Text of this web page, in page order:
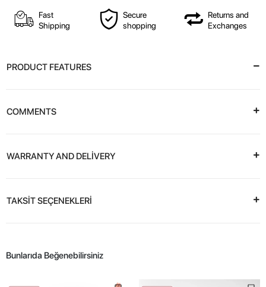
Fast
Shipping
Secure
shopping
Returns and
Exchanges
PRODUCT FEATURES
COMMENTS
WARRANTY AND DELİVERY
TAKSİT SEÇENEKLERİ
Bunlarıda Beğenebilirsiniz